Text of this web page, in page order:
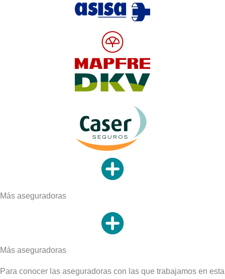
Más aseguradoras
Más aseguradoras
Para conocer las aseguradoras con las que trabajamos en esta